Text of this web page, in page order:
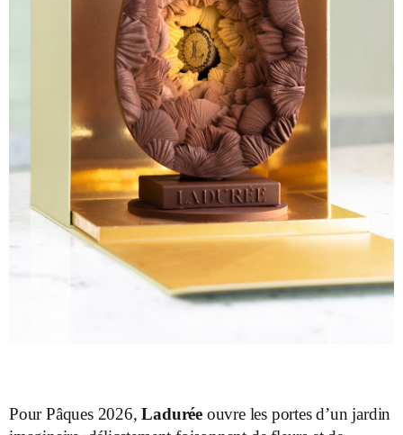
Pour Pâques 2026,Ladurée ouvre les portes d’un jardin